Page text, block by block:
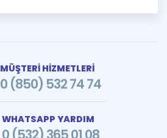
MÜŞTERİ HİZMETLERİ
0 (850) 532 74 74
WHATSAPP YARDIM